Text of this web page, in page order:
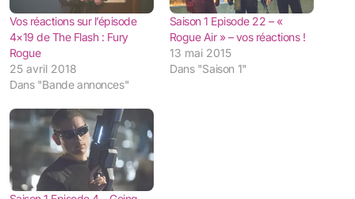
Vos réactions sur l’épisode
4×19 de The Flash : Fury
Rogue
25 avril 2018
Dans "Bande annonces"
Saison 1 Episode 22 – «
Rogue Air » – vos réactions !
13 mai 2015
Dans "Saison 1"